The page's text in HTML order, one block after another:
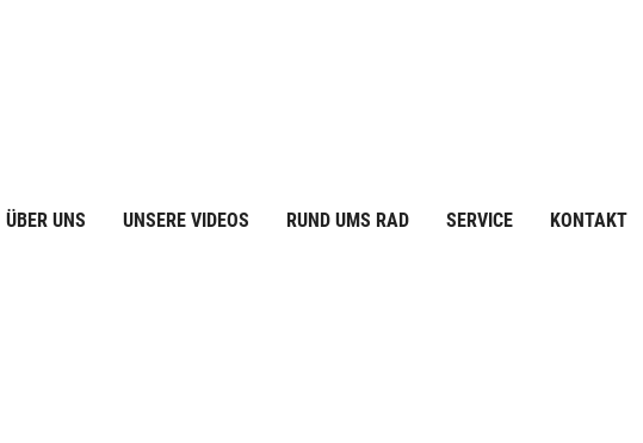
ÜBER UNS UNSERE VIDEOS RUND UMS RAD SERVICE KONTAKT